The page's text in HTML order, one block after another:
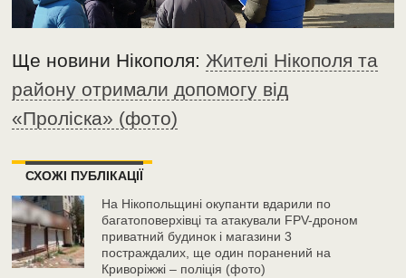
Ще новини Нікополя: Жителі Нікополя та
району отримали допомогу від
«Проліска» (фото)
СХОЖІ ПУБЛІКАЦІЇ
На Нікопольщині окупанти вдарили по
багатоповерхівці та атакували FPV-дроном
приватний будинок і магазини 3
постраждалих, ще один поранений на
Криворіжжі – поліція (фото)